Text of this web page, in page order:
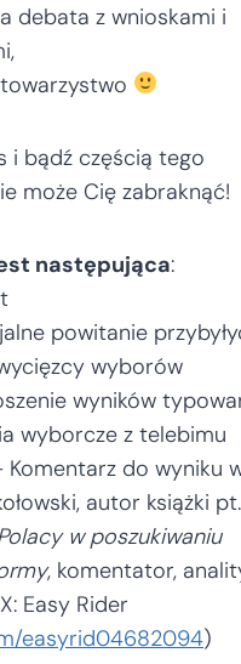
debata z wnioskami i
i bądź częścią tego
może Cię zabraknąć!
następująca:
powitanie
wyborów
wyników
wyborcze z telebimu
Komentarz do wyniku
autor książki pt.
w poszukiwaniu
, komentator,
Easy Rider
easyrid04682094)